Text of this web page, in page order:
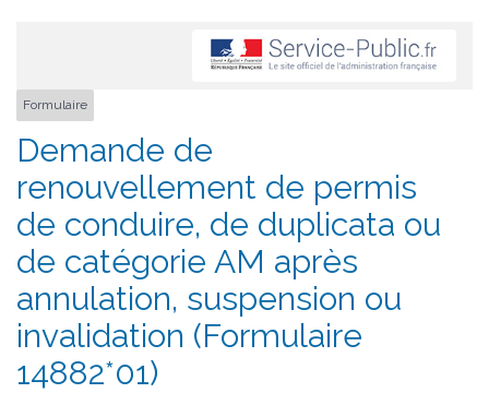
Formulaire
Demande de
renouvellement de permis
de conduire, de duplicata ou
de catégorie AM après
annulation, suspension ou
invalidation (Formulaire
14882*01)